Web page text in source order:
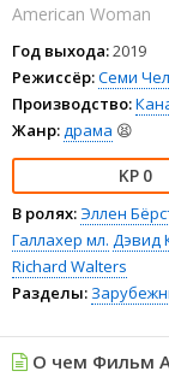
American Woman
Год выхода:2019
Режиссёр:Семи
Производство:
Жанр:драма 😫
0
В ролях:Эллен
Галлахер мл. Дэвид
Richard Walters
Разделы:
О чем Фильм